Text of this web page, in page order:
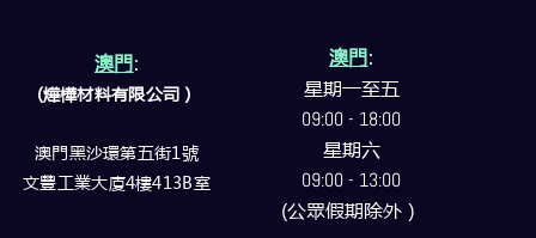
澳門:
(燁樺材料有限公司）
澳門黑沙環第五街1號
文豐工業大廈4樓413B室
澳門:
星期一至五
09:00 - 18:00
星期六
09:00 - 13:00
(公眾假期除外）